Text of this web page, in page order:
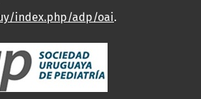
index.php/adp/oai.